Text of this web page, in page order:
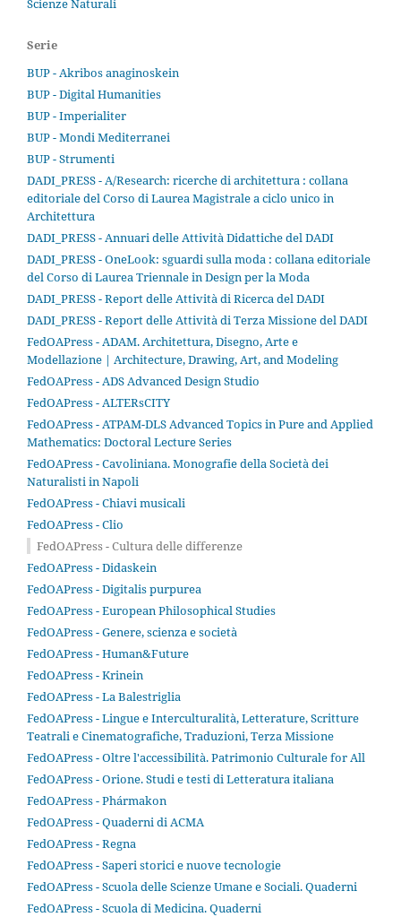
Scienze Naturali
Serie
BUP - Akribos anaginoskein
BUP - Digital Humanities
BUP - Imperialiter
BUP - Mondi Mediterranei
BUP - Strumenti
DADI_PRESS - A/Research: ricerche di architettura : collana
editoriale del Corso di Laurea Magistrale a ciclo unico in
Architettura
DADI_PRESS - Annuari delle Attività Didattiche del DADI
DADI_PRESS - OneLook: sguardi sulla moda : collana editoriale
del Corso di Laurea Triennale in Design per la Moda
DADI_PRESS - Report delle Attività di Ricerca del DADI
DADI_PRESS - Report delle Attività di Terza Missione del DADI
FedOAPress - ADAM. Architettura, Disegno, Arte e
Modellazione | Architecture, Drawing, Art, and Modeling
FedOAPress - ADS Advanced Design Studio
FedOAPress - ALTERsCITY
FedOAPress - ATPAM-DLS Advanced Topics in Pure and Applied
Mathematics: Doctoral Lecture Series
FedOAPress - Cavoliniana. Monografie della Società dei
Naturalisti in Napoli
FedOAPress - Chiavi musicali
FedOAPress - Clio
FedOAPress - Cultura delle differenze
FedOAPress - Didaskein
FedOAPress - Digitalis purpurea
FedOAPress - European Philosophical Studies
FedOAPress - Genere, scienza e società
FedOAPress - Human&Future
FedOAPress - Krinein
FedOAPress - La Balestriglia
FedOAPress - Lingue e Interculturalità, Letterature, Scritture
Teatrali e Cinematografiche, Traduzioni, Terza Missione
FedOAPress - Oltre l'accessibilità. Patrimonio Culturale for All
FedOAPress - Orione. Studi e testi di Letteratura italiana
FedOAPress - Phármakon
FedOAPress - Quaderni di ACMA
FedOAPress - Regna
FedOAPress - Saperi storici e nuove tecnologie
FedOAPress - Scuola delle Scienze Umane e Sociali. Quaderni
FedOAPress - Scuola di Medicina. Quaderni